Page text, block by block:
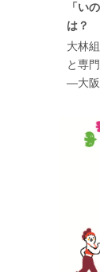
詳細
「SSI学生のつ
を募集します
SSI基幹プロジ
ケーション能
問題はみんな
社）が刊行され
「ふくしまス
～」（主催 人
「い
は？
大林
と専
―大阪